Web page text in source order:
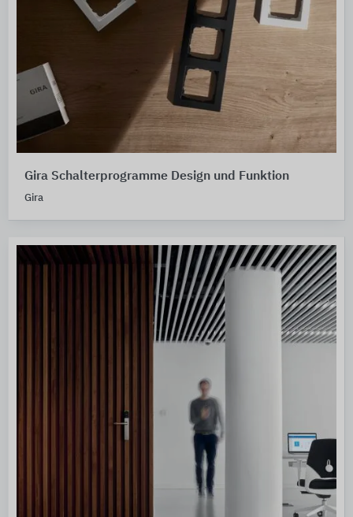
Gira Schalterprogramme Design und Funktion
Gira